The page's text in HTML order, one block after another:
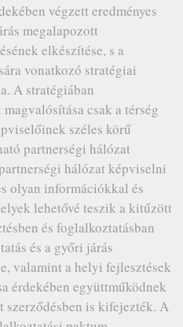
végzett eredményes
megalapozott
elkészítése, s a
vonatkozó stratégiai
A stratégiában
csak a térség
széles körű
partnerségi hálózat
hálózat képviselni
olyan információkkal és
lehetővé teszik a kitűzött
és foglalkoztatásban
és a győri járás
valamint a helyi fejlesztések
érdekében együttműködnek
szerződésben is kifejezték. A